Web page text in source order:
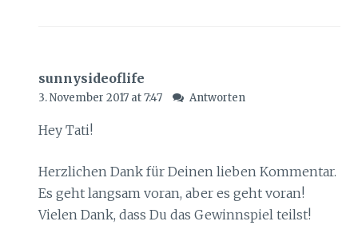
sunnysideoflife
3. November 2017 at 7:47 Antworten
Hey Tati!
Herzlichen Dank für Deinen lieben Kommentar.
Es geht langsam voran, aber es geht voran!
Vielen Dank, dass Du das Gewinnspiel teilst!